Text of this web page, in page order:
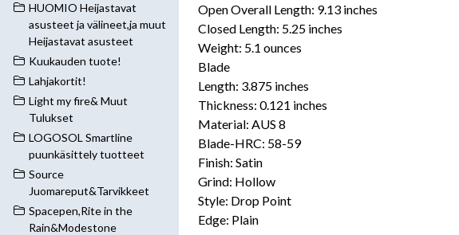
HUOMIO Heijastavat
asusteet ja välineet,ja muut
Heijastavat asusteet
Kuukauden tuote!
Lahjakortit!
Light my fire& Muut
Tulukset
LOGOSOL Smartline
puunkäsittely tuotteet
Source
Juomareput&Tarvikkeet
Spacepen,Rite in the
Rain&Modestone
Open Overall Length: 9.13 inches
Closed Length: 5.25 inches
Weight: 5.1 ounces
Blade
Length: 3.875 inches
Thickness: 0.121 inches
Material: AUS 8
Blade-HRC: 58-59
Finish: Satin
Grind: Hollow
Style: Drop Point
Edge: Plain